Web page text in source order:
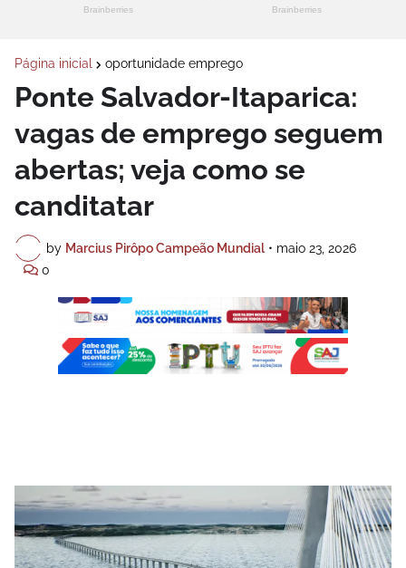
Página inicial oportunidade emprego
Ponte Salvador-Itaparica:
vagas de emprego seguem
abertas; veja como se
canditatar
by Marcius Pirôpo Campeão Mundial • maio 23, 2026
0